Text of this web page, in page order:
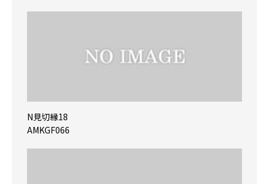
N見切縁18
AMKGF066